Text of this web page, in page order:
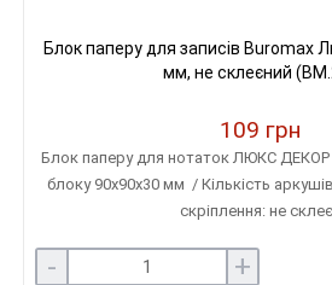
Блок паперу для записів Buromax
мм, не склеєний
109 грн
Блок паперу для нотаток ЛЮКС ДЕКОР
блоку 90х90х30 мм / Кількість
скріплення: не
- +